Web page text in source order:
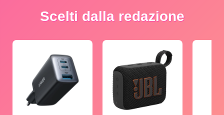
Scelti dalla redazione